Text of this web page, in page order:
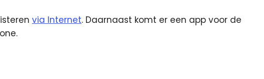
via Internet. Daarnaast komt er een app voor de